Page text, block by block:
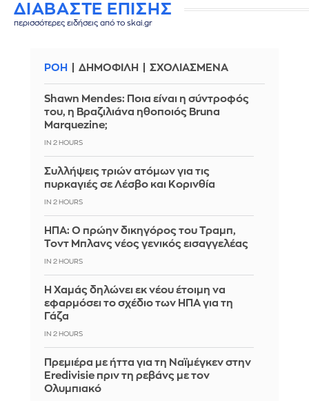
ΔΙΑΒΑΣΤΕ ΕΠΙΣΗΣ
περισσότερες ειδήσεις από το skai.gr
ΡΟΗ ΔΗΜΟΦΙΛΗ ΣΧΟΛΙΑΣΜΕΝΑ
Shawn Mendes: Ποια είναι η σύντροφός
του, η Βραζιλιάνα ηθοποιός Bruna
Marquezine;
IN 2 HOURS
Συλλήψεις τριών ατόμων για τις
πυρκαγιές σε Λέσβο και Κορινθία
IN 2 HOURS
ΗΠΑ: Ο πρώην δικηγόρος του Τραμπ,
Τοντ Μπλανς νέος γενικός εισαγγελέας
IN 2 HOURS
Η Χαμάς δηλώνει εκ νέου έτοιμη να
εφαρμόσει το σχέδιο των ΗΠΑ για τη
Γάζα
IN 2 HOURS
Πρεμιέρα με ήττα για τη Ναϊμέγκεν στην
Eredivisie πριν τη ρεβάνς με τον
Ολυμπιακό